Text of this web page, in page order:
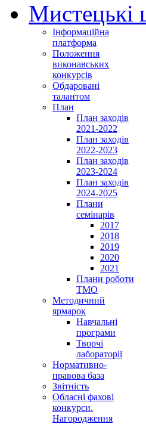
Мистецькі
Інформаційна
платформа
Положення
виконавських
конкурсів
Обдаровані
талантом
План
План заходів
2021-2022
План заходів
2022-2023
План заходів
2023-2024
План заходів
2024-2025
Плани
семінарів
2017
2018
2019
2020
2021
Плани роботи
ТМО
Методичний
ярмарок
Навчальні
програми
Творчі
лабораторії
Нормативно-
правова база
Звітність
Обласні фахові
конкурси.
Нагородження